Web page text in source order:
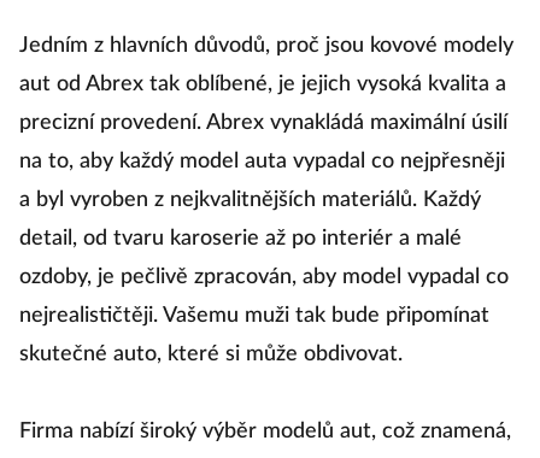
Jedním z hlavních důvodů, proč jsou kovové modely
aut od Abrex tak oblíbené, je jejich vysoká kvalita a
precizní provedení. Abrex vynakládá maximální úsilí
na to, aby každý model auta vypadal co nejpřesněji
a byl vyroben z nejkvalitnějších materiálů. Každý
detail, od tvaru karoserie až po interiér a malé
ozdoby, je pečlivě zpracován, aby model vypadal co
nejrealističtěji. Vašemu muži tak bude připomínat
skutečné auto, které si může obdivovat.
Firma nabízí široký výběr modelů aut, což znamená,